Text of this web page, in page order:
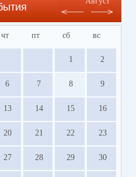
чт пт сб вс
1 2
6 7 8 9
13 14 15 16
20 21 22 23
27 28 29 30